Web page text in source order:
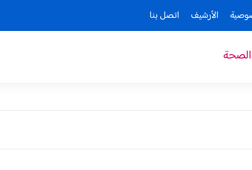
الأرشيف اتصل بنا
الصحة